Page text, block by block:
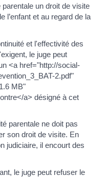
un droit de visite
l’enfant et au regard de la
et l'effectivité des
le juge peut
<a href="http://social-
2.pdf"
MB"
a> désigné à cet
parentale ne doit pas
son droit de visite. En
judiciaire, il encourt des
le juge peut refuser le